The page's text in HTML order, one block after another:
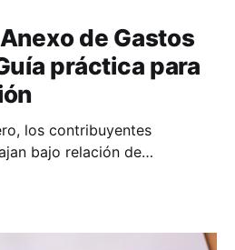
de Gastos
práctica para
los contribuyentes
bajo relación de
límite para presentar el
se entregaba al empleador